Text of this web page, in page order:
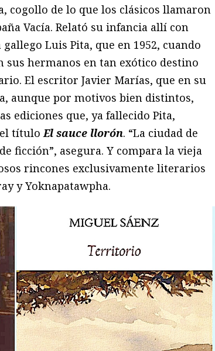
cogollo de lo que los clásicos llamaron
Vacía. Relató su infancia allí con
Luis Pita, que en 1952, cuando
sus hermanos en tan exótico destino
El escritor Javier Marías, que en su
aunque por motivos bien distintos,
ediciones que, ya fallecido Pita,
el títuloEl sauce llorón. “La ciudad de
ficción”, asegura. Y compara la vieja
rincones exclusivamente literarios
y Yoknapatawpha.